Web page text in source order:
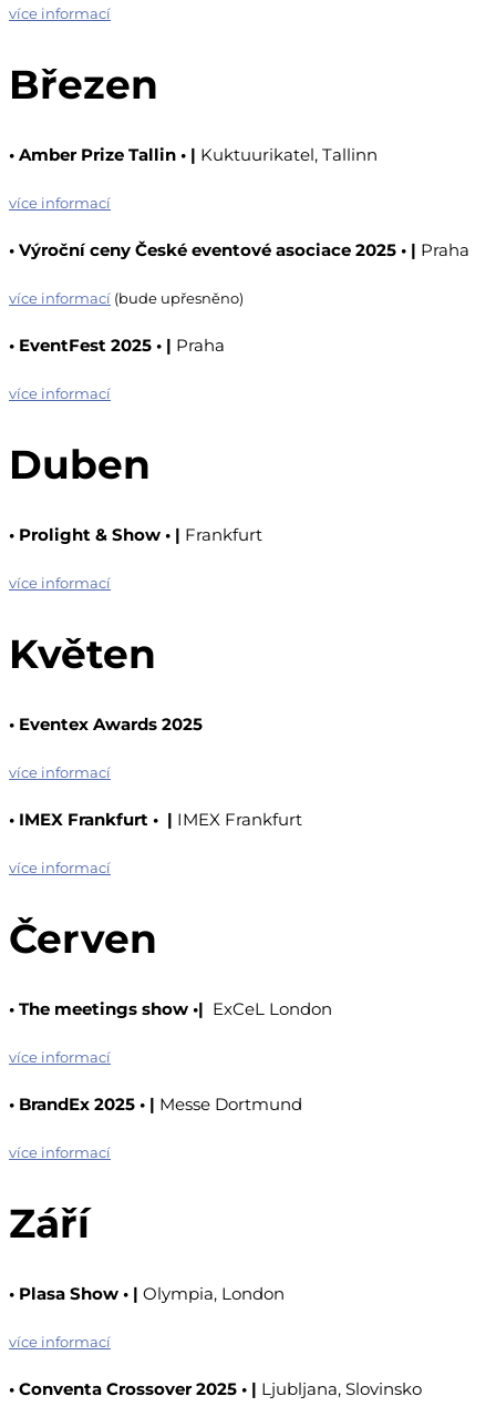
více informací
Březen
• Amber Prize Tallin • | Kuktuurikatel, Tallinn
více informací
• Výroční ceny České eventové asociace 2025 • | Praha
více informací (bude upřesněno)
• EventFest 2025 • | Praha
více informací
Duben
• Prolight & Show • | Frankfurt
více informací
Květen
• Eventex Awards 2025
více informací
• IMEX Frankfurt • | IMEX Frankfurt
více informací
Červen
• The meetings show •| ExCeL London
více informací
• BrandEx 2025 • | Messe Dortmund
více informací
Září
• Plasa Show • | Olympia, London
více informací
• Conventa Crossover 2025 • | Ljubljana, Slovinsko